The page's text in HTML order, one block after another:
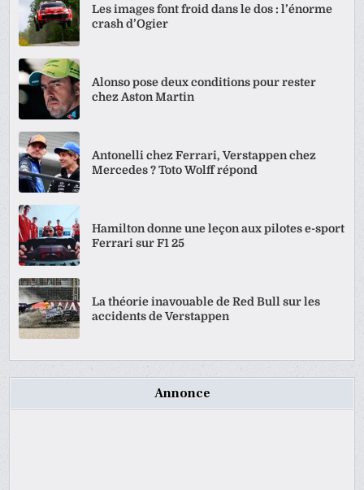
Les images font froid dans le dos : l’énorme
crash d’Ogier
Alonso pose deux conditions pour rester
chez Aston Martin
Antonelli chez Ferrari, Verstappen chez
Mercedes ? Toto Wolff répond
Hamilton donne une leçon aux pilotes e-sport
Ferrari sur F1 25
La théorie inavouable de Red Bull sur les
accidents de Verstappen
Annonce